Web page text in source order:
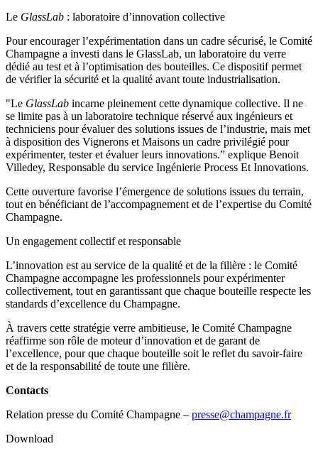
Le GlassLab : laboratoire d’innovation collective
Pour encourager l’expérimentation dans un cadre sécurisé, le Comité
Champagne a investi dans le GlassLab, un laboratoire du verre
dédié au test et à l’optimisation des bouteilles. Ce dispositif permet
de vérifier la sécurité et la qualité avant toute industrialisation.
"Le GlassLab incarne pleinement cette dynamique collective. Il ne
se limite pas à un laboratoire technique réservé aux ingénieurs et
techniciens pour évaluer des solutions issues de l’industrie, mais met
à disposition des Vignerons et Maisons un cadre privilégié pour
expérimenter, tester et évaluer leurs innovations.” explique Benoit
Villedey, Responsable du service Ingénierie Process Et Innovations.
Cette ouverture favorise l’émergence de solutions issues du terrain,
tout en bénéficiant de l’accompagnement et de l’expertise du Comité
Champagne.
Un engagement collectif et responsable
L’innovation est au service de la qualité et de la filière : le Comité
Champagne accompagne les professionnels pour expérimenter
collectivement, tout en garantissant que chaque bouteille respecte les
standards d’excellence du Champagne.
À travers cette stratégie verre ambitieuse, le Comité Champagne
réaffirme son rôle de moteur d’innovation et de garant de
l’excellence, pour que chaque bouteille soit le reflet du savoir-faire
et de la responsabilité de toute une filière.
Contacts
Relation presse du Comité Champagne – presse@champagne.fr
Download